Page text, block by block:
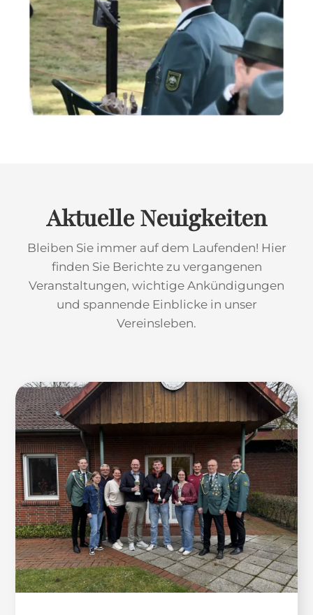
Aktuelle Neuigkeiten
Bleiben Sie immer auf dem Laufenden! Hier
finden Sie Berichte zu vergangenen
Veranstaltungen, wichtige Ankündigungen
und spannende Einblicke in unser
Vereinsleben.